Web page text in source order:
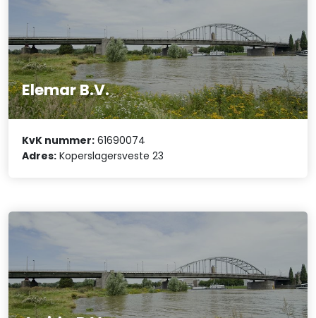
Elemar B.V.
KvK nummer: 61690074
Adres: Koperslagersveste 23